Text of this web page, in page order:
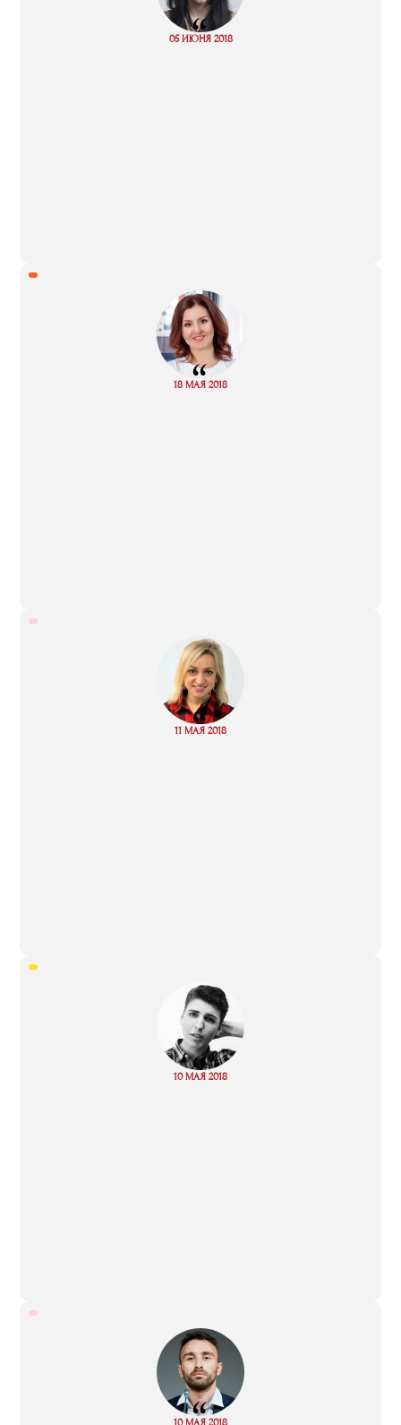
“
05 ИЮНЯ 2018
Read
“
18 МАЯ 2018
Read
“
11 МАЯ 2018
Read
“
10 МАЯ 2018
Read
10 МАЯ 2018
Read